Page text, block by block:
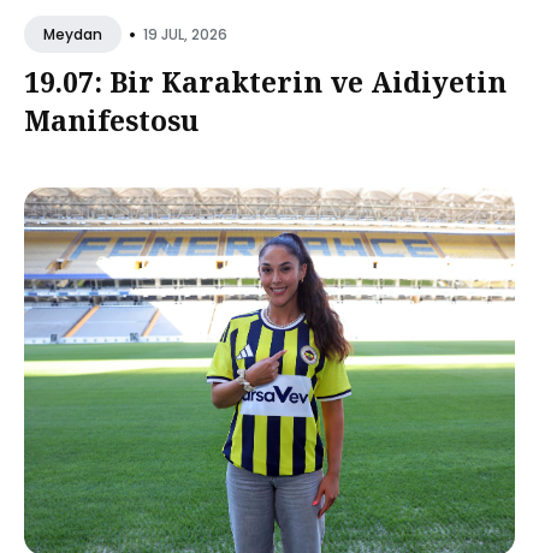
Meydan • 19 JUL, 2026
19.07: Bir Karakterin ve Aidiyetin
Manifestosu